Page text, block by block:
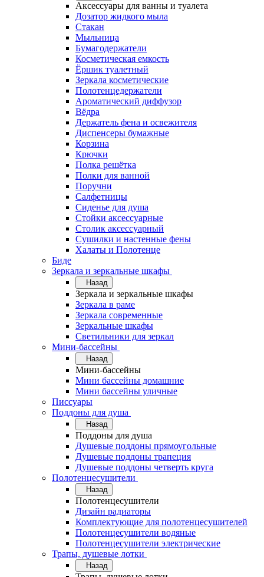
Аксессуары для ванны и туалета
Дозатор жидкого мыла
Стакан
Мыльница
Бумагодержатели
Косметическая емкость
Ёршик туалетный
Зеркала косметические
Полотенцедержатели
Ароматический диффузор
Вёдра
Держатель фена и освежителя
Диспенсеры бумажные
Корзина
Крючки
Полка решётка
Полки для ванной
Поручни
Салфетницы
Сиденье для душа
Стойки аксессуарные
Столик аксессуарный
Сушилки и настенные фены
Халаты и Полотенце
Биде
Зеркала и зеркальные шкафы
Назад
Зеркала и зеркальные шкафы
Зеркала в раме
Зеркала современные
Зеркальные шкафы
Светильники для зеркал
Мини-бассейны
Назад
Мини-бассейны
Мини бассейны домашние
Мини бассейны уличные
Писсуары
Поддоны для душа
Назад
Поддоны для душа
Душевые поддоны прямоугольные
Душевые поддоны трапеция
Душевые поддоны четверть круга
Полотенцесушители
Назад
Полотенцесушители
Дизайн радиаторы
Комплектующие для полотенцесушителей
Полотенцесушители водяные
Полотенцесушители электрические
Трапы, душевые лотки
Назад